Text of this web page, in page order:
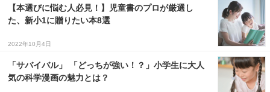
【本選びに悩む人必見！】児童書のプロが厳選し
た、新小1に贈りたい本8選
2022年10月4日
「サバイバル」 「どっちが強い！？」小学生に大人
気の科学漫画の魅力とは？